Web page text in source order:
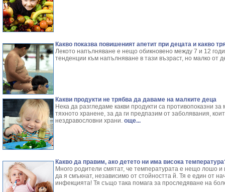
Какво показва повишеният апетит при децата и какво
Лекото напълняване е нещо обикновено между 7 и 12
тенденции към напълняване в тази възраст, но малко от
Какви продукти не трябва да даваме на малките деца
Нека да разгледаме какви продукти са противопоказни
тяхното хранене, за да ги предпазим от заболявания,
нездравословни храни. още...
Какво да правим, ако детето ни има висока
Много родители смятат, че температурата е нещо лошо и
да я смъкнат, независимо от стойността й. Тя е един от
инфекцията! Тя също така помага за проследяване на